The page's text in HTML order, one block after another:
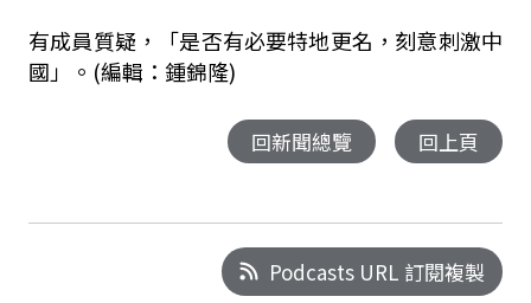
有成員質疑，「是否有必要特地更名，刻意刺激中
國」。(編輯：鍾錦隆)
回新聞總覽 回上頁
Podcasts URL 訂閱複製